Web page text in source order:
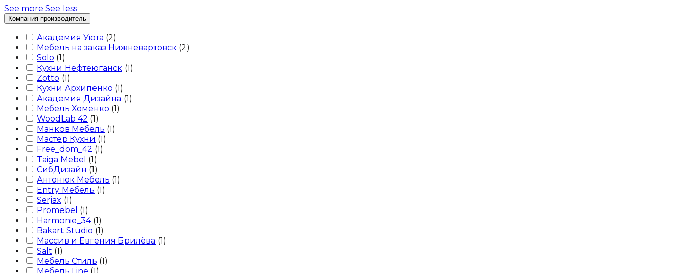
See more See less
Компания производитель
Академия Уюта (2)
Мебель на заказ Нижневартовск (2)
Solo (1)
Кухни Нефтеюганск (1)
Zotto (1)
Кухни Архипенко (1)
Академия Дизайна (1)
Мебель Хоменко (1)
WoodLab 42 (1)
Манков Мебель (1)
Мастер Кухни (1)
Free_dom_42 (1)
Taiga Mebel (1)
СибДизайн (1)
Антонюк Мебель (1)
Entry Мебель (1)
Serjax (1)
Promebel (1)
Harmonie_34 (1)
Bakart Studio (1)
Массив и Евгения Брилёва (1)
Salt (1)
Мебель Стиль (1)